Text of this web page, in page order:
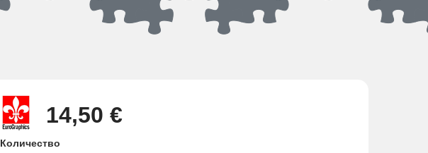
14,50 €
Количество